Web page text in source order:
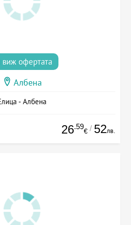
виж офертата
Албена
- Албена
26.59
€ / 52лв.